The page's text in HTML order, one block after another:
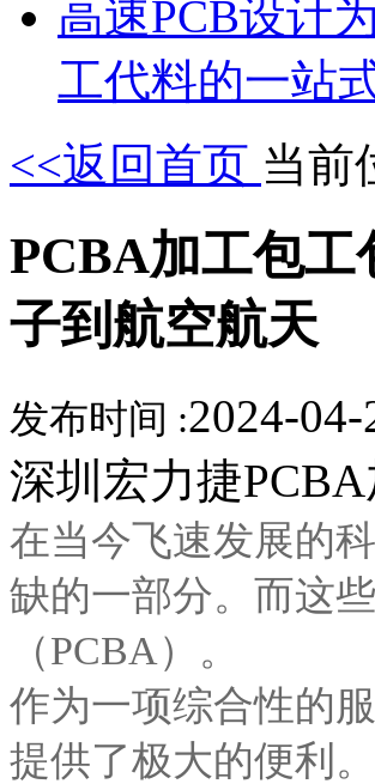
高速PCB设计
工代料的一站
<<返回首页 当前
PCBA加工包工
子到航空航天
发布时间 :2024-
深圳宏力捷
在当今飞速发展的
缺的一部分。而这
（PCBA）。
作为一项综合性的服
提供了极大的便利